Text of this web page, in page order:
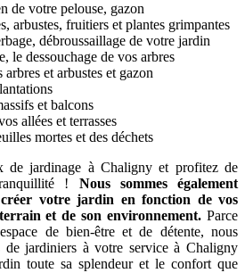
de votre pelouse, gazon
arbustes, fruitiers et plantes grimpantes
débroussaillage de votre jardin
le dessouchage de vos arbres
et arbustes et gazon
et balcons
allées et terrasses
mortes et des déchets
de jardinage à Chaligny et profitez de
! Nous sommes également
créer votre jardin en fonction de vos
et de son environnement. Parce
de bien-être et de détente, nous
de jardiniers à votre service à Chaligny
toute sa splendeur et le confort que